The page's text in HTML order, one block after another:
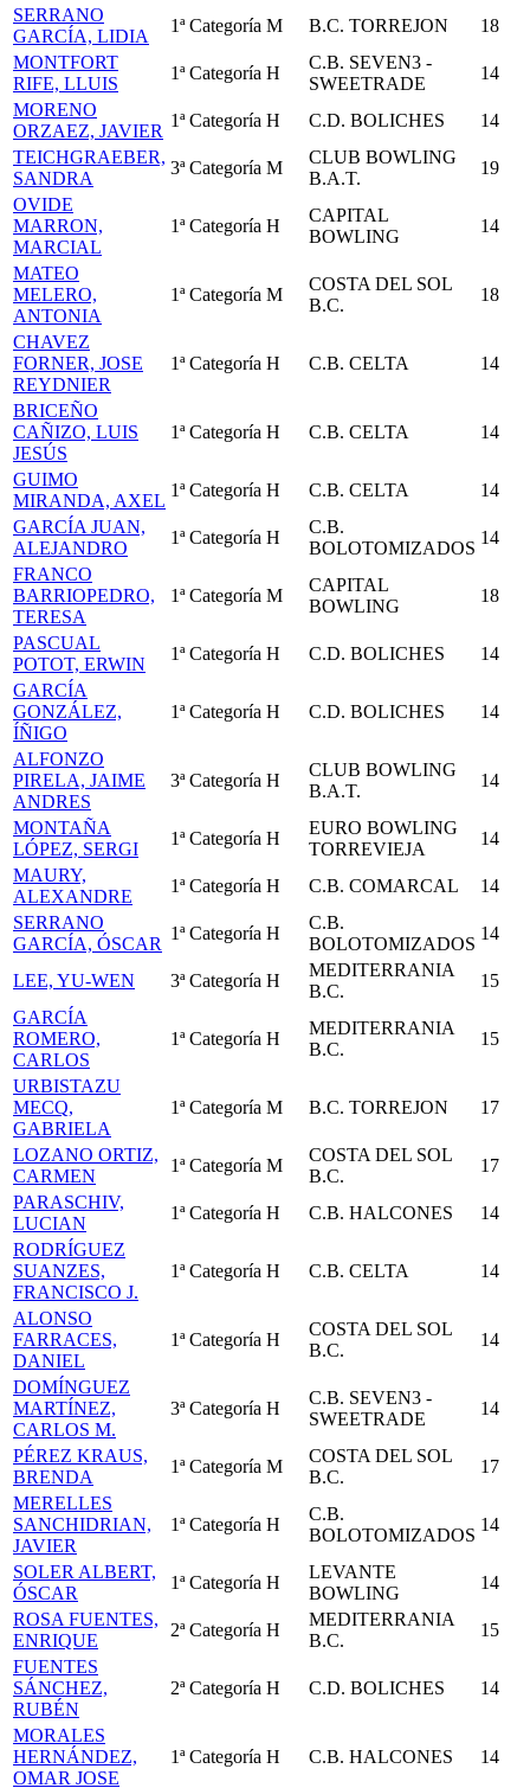
SERRANO
GARCÍA, LIDIA
1ª Categoría M B.C. TORREJON
18
MONTFORT
RIFE, LLUIS
1ª Categoría H
C.B. SEVEN3 -
SWEETRADE
14
MORENO
ORZAEZ, JAVIER
1ª Categoría H C.D. BOLICHES
14
TEICHGRAEBER,
SANDRA
3ª Categoría M
CLUB BOWLING
B.A.T.
19
OVIDE
MARRON,
MARCIAL
1ª Categoría H
CAPITAL
BOWLING
14
MATEO
MELERO,
ANTONIA
1ª Categoría M
COSTA DEL SOL
B.C.
18
CHAVEZ
FORNER, JOSE
REYDNIER
1ª Categoría H C.B. CELTA 14
BRICEÑO
CAÑIZO, LUIS
JESÚS
1ª Categoría H C.B. CELTA 14
GUIMO
MIRANDA, AXEL
1ª Categoría H C.B. CELTA
14
GARCÍA JUAN,
ALEJANDRO
1ª Categoría H
C.B.
BOLOTOMIZADOS
14
FRANCO
BARRIOPEDRO,
TERESA
1ª Categoría M
CAPITAL
BOWLING
18
PASCUAL
POTOT, ERWIN
1ª Categoría H C.D. BOLICHES
14
GARCÍA
GONZÁLEZ,
ÍÑIGO
1ª Categoría H C.D. BOLICHES 14
ALFONZO
PIRELA, JAIME
ANDRES
3ª Categoría H
CLUB BOWLING
B.A.T.
14
MONTAÑA
LÓPEZ, SERGI
1ª Categoría H
EURO BOWLING
TORREVIEJA
14
MAURY,
ALEXANDRE
1ª Categoría H C.B. COMARCAL
14
SERRANO
GARCÍA, ÓSCAR
1ª Categoría H
C.B.
BOLOTOMIZADOS
14
LEE, YU-WEN 3ª Categoría H
MEDITERRANIA
B.C.
15
GARCÍA
ROMERO,
CARLOS
1ª Categoría H
MEDITERRANIA
B.C.
15
URBISTAZU
MECQ,
GABRIELA
1ª Categoría M B.C. TORREJON 17
LOZANO ORTIZ,
CARMEN
1ª Categoría M
COSTA DEL SOL
B.C.
17
PARASCHIV,
LUCIAN
1ª Categoría H C.B. HALCONES
14
RODRÍGUEZ
SUANZES,
FRANCISCO J.
1ª Categoría H C.B. CELTA 14
ALONSO
FARRACES,
DANIEL
1ª Categoría H
COSTA DEL SOL
B.C.
14
DOMÍNGUEZ
MARTÍNEZ,
CARLOS M.
3ª Categoría H
C.B. SEVEN3 -
SWEETRADE
14
PÉREZ KRAUS,
BRENDA
1ª Categoría M
COSTA DEL SOL
B.C.
17
MERELLES
SANCHIDRIAN,
JAVIER
1ª Categoría H
C.B.
BOLOTOMIZADOS
14
SOLER ALBERT,
ÓSCAR
1ª Categoría H
LEVANTE
BOWLING
14
ROSA FUENTES,
ENRIQUE
2ª Categoría H
MEDITERRANIA
B.C.
15
FUENTES
SÁNCHEZ,
RUBÉN
2ª Categoría H C.D. BOLICHES 14
MORALES
HERNÁNDEZ,
OMAR JOSE
1ª Categoría H C.B. HALCONES 14